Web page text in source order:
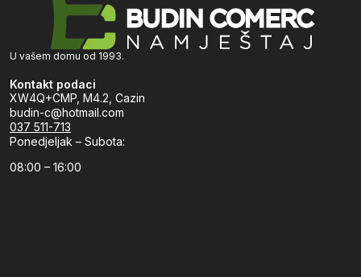
U vašem domu od 1993.
Kontakt podaci
XW4Q+CMP, M4.2, Cazin
budin-c@hotmail.com
037 511-713
Ponedjeljak – Subota:
08:00 – 16:00